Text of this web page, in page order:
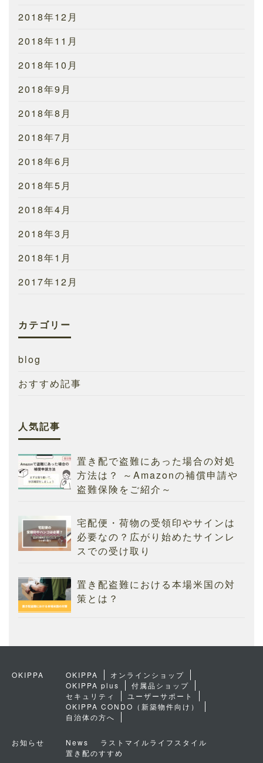
2018年12月
2018年11月
2018年10月
2018年9月
2018年8月
2018年7月
2018年6月
2018年5月
2018年4月
2018年3月
2018年1月
2017年12月
カテゴリー
blog
おすすめ記事
人気記事
置き配で盗難にあった場合の対処
方法は？ ～Amazonの補償申請や
盗難保険をご紹介～
宅配便・荷物の受領印やサインは
必要なの？広がり始めたサインレ
スでの受け取り
置き配盗難における本場米国の対
策とは？
OKIPPA OKIPPA
オンラインショップ
OKIPPA plus
付属品ショップ
セキュリティ
ユーザーサポート
OKIPPA CONDO（新築物件向け）
自治体の方へ
お知らせ News
ラストマイルライフスタイル
置き配のすすめ